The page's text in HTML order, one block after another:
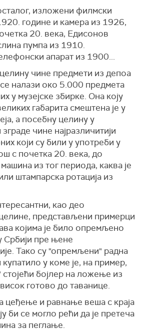
изложени филмски
године и камера из 1926,
20. века, Едисонов
пумпа из 1910.
апарат из 1900...
чине предмети из депоа
налази око 5.000 предмета
у музејске збирке. Она коју
габарита смештена је у
а посебну целину у
чине најразличитији
који су били у употреби у
с почетка 20. века, до
из тог периода, каква је
штампарска ротација из
као део
представљени примерци
којима је било опремљено
Србији пре њене
Тако су "опремљени" радна
у коме је, на пример,
стојећи бојлер на ложење из
готово до таванице.
цеђење и равнање веша с краја
би се могло рећи да је претеча
за пеглање.